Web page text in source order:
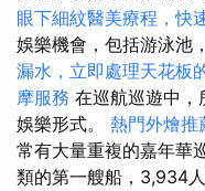
眼下細紋醫美療程，快
娛樂機會，包括游泳池
漏水，立即處理天花板
摩服務 在巡航巡遊中，
娛樂形式。 熱門外燴推
常有大量重複的嘉年華
類的第一艘船，3,934